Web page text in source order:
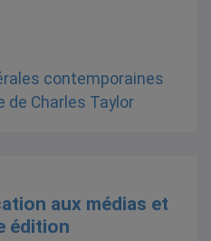
aux médias et
édition